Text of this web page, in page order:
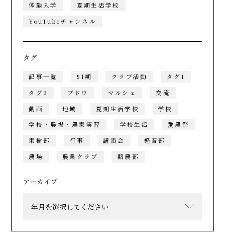
体験入学
夏期生活学校
YouTubeチャンネル
タグ
記事一覧 51期 クラブ活動
タグ1
タグ2
ブドウ マルシェ
交流
動画
地域 夏期生活学校
学校
学校・農場・農家実習
学校生活
愛農祭
果樹部
行事 講演会
軽音部
農場
農業クラブ 酪農部
アーカイブ